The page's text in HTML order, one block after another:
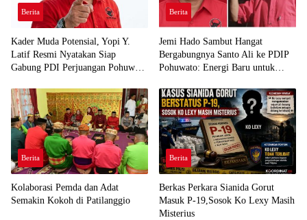
Berita
Kader Muda Potensial, Yopi Y.
Latif Resmi Nyatakan Siap
Gabung PDI Perjuangan Pohuwato
Berita
Jemi Hado Sambut Hangat
Bergabungnya Santo Ali ke PDIP
Pohuwato: Energi Baru untuk
Berita
Kolaborasi Pemda dan Adat
Semakin Kokoh di Patilanggio
Berita
Berkas Perkara Sianida Gorut
Masuk P-19,Sosok Ko Lexy Masih
Misterius